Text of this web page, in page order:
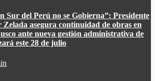
Sur del Perú no se Gobierna”: Presidente
asegura continuidad de obras en
ante nueva gestión administrativa de
este 28 de julio